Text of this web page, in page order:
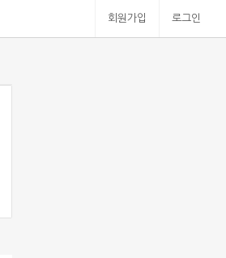
회원가입 로그인